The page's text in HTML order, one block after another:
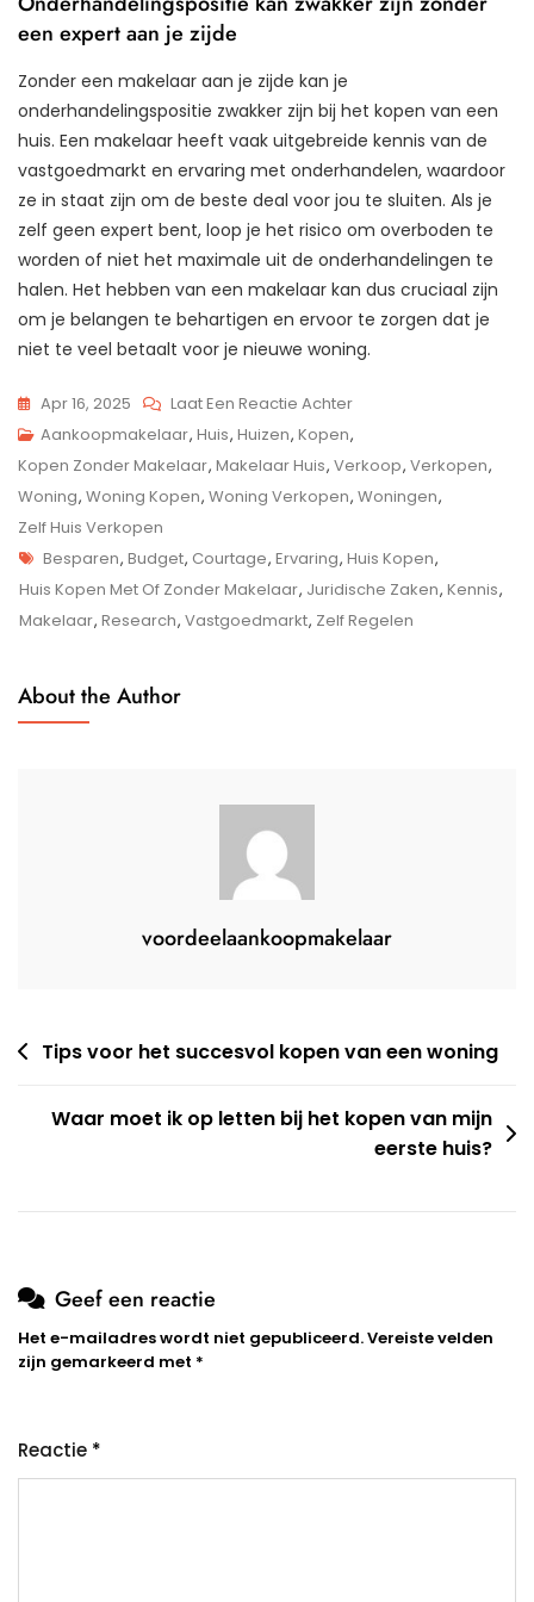
een expert aan je zijde
Zonder een makelaar aan je zijde kan je
onderhandelingspositie zwakker zijn bij het kopen van een
huis. Een makelaar heeft vaak uitgebreide kennis van de
vastgoedmarkt en ervaring met onderhandelen, waardoor
ze in staat zijn om de beste deal voor jou te sluiten. Als je
zelf geen expert bent, loop je het risico om overboden te
worden of niet het maximale uit de onderhandelingen te
halen. Het hebben van een makelaar kan dus cruciaal zijn
om je belangen te behartigen en ervoor te zorgen dat je
niet te veel betaalt voor je nieuwe woning.
Apr 16, 2025 Laat Een Reactie AchterOp
Huis
Kopen:
Met
Zonder
Makelaar
–
Aankoopmakelaar, Huis, Huizen, Kopen,
Kopen Zonder Makelaar, Makelaar Huis, Verkoop, Verkopen,
Woning, Woning Kopen, Woning Verkopen, Woningen,
Zelf Huis Verkopen
Tags
Besparen, Budget, Courtage, Ervaring, Huis Kopen,
Huis Kopen Met Of Zonder Makelaar, Juridische Zaken, Kennis,
Makelaar, Research, Vastgoedmarkt, Zelf Regelen
About the Author
voordeelaankoopmakelaar
Berichtnavigatie
Tips voor het succesvol kopen van een woning
Waar moet ik op letten bij het kopen van mijn
eerste huis?
Geef een reactie
Het e-mailadres wordt niet gepubliceerd.Vereiste velden
zijn gemarkeerd met *
Reactie *